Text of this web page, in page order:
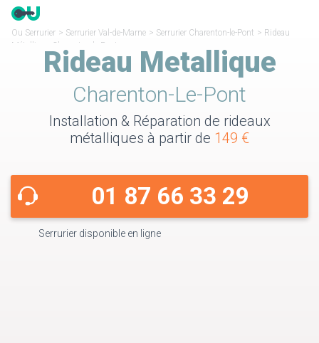
Ou Serrurier > Serrurier Val-de-Marne > Serrurier Charenton-le-Pont > Rideau
Métallique Charenton-le-Pont
Rideau Metallique
Charenton-Le-Pont
Installation & Réparation de rideaux
métalliques à partir de 149 €
01 87 66 33 29
Serrurier disponible en ligne